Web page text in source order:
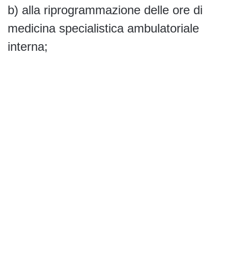
b) alla riprogrammazione delle ore di
medicina specialistica ambulatoriale
interna;